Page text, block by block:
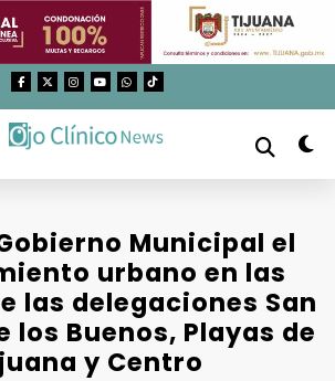
Municipal el
urbano en las
las delegaciones San
los Buenos, Playas de
y Centro